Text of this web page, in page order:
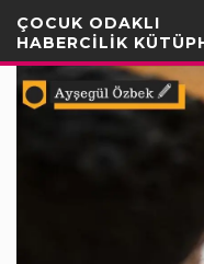
Geç
ÇOCUK ODAKLI
HABERCİLİK